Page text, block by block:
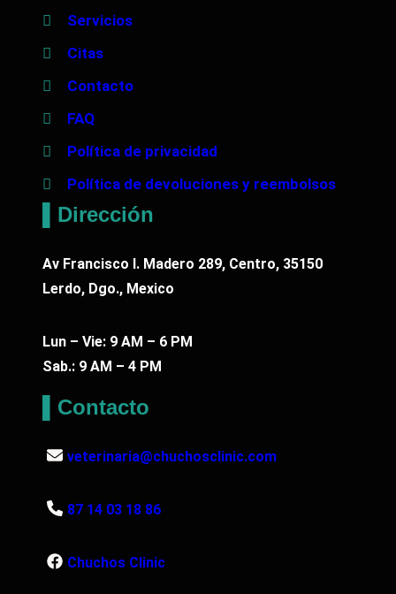
Servicios
Citas
Contacto
FAQ
Política de privacidad
Política de devoluciones y reembolsos
▌Dirección
Av Francisco I. Madero 289, Centro, 35150
Lerdo, Dgo., Mexico
Lun – Vie: 9 AM – 6 PM
Sab.: 9 AM – 4 PM
▌Contacto
veterinaria@chuchosclinic.com
87 14 03 18 86
Chuchos Clinic